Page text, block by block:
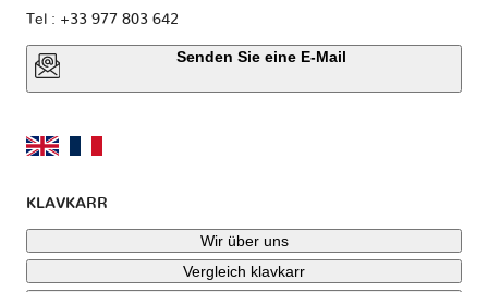
Tel : +33 977 803 642
Senden Sie eine E-Mail
KLAVKARR
Wir über uns
Vergleich klavkarr